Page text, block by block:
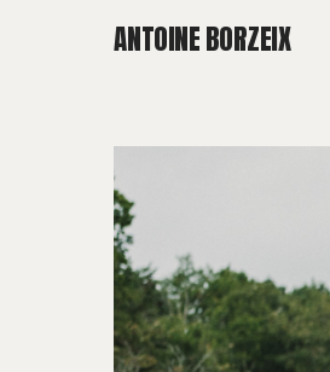
ANTOINE BORZEIX